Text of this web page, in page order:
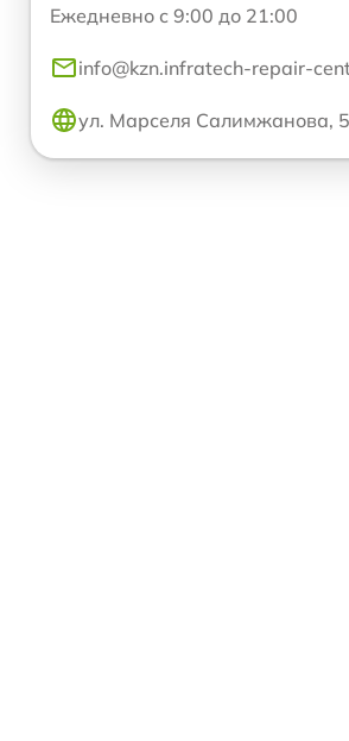
Ежедневно с 9:00 до 21:00
info@kzn.infratech-repair-
ул. Марселя Салимжанова, 5